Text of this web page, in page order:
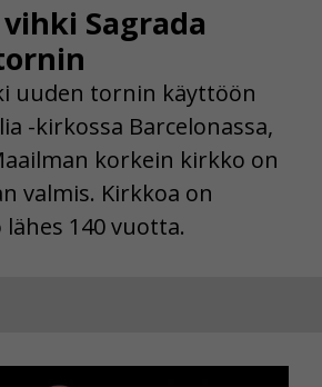
vihki Sagrada
uuden tornin käyttöön
-kirkossa Barcelonassa,
korkein kirkko on
valmis. Kirkkoa on
140 vuotta.